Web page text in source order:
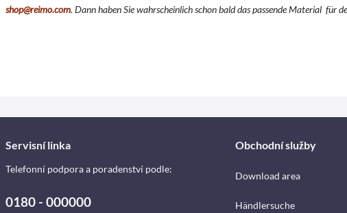
shop@reimo.com. Dann haben Sie wahrscheinlich schon bald das passende Material für
Servisní linka
Telefonní podpora a poradenství podle:
0180 - 000000
Obchodní služby
Download area
Händlersuche